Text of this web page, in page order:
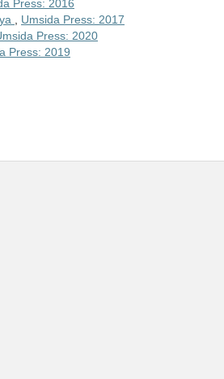
Press: 2016
Umsida Press: 2017
Press: 2020
Press: 2019